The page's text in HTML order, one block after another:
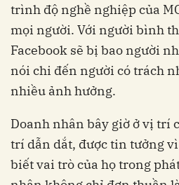
trình độ nghề nghiệp của
mọi người. Với người bình
Facebook sẽ bị bao người
nói chi đến người có trách
nhiều ảnh hưởng.
Doanh nhân bây giờ ở vị trí
trí dẫn dắt, được tin tưởng
biết vai trò của họ trong